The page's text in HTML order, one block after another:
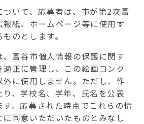
ついて、応募者は、市が第2次富
紙、ホームページ等に使用す
のとします。
、富谷市個人情報の保護に関す
正に管理し、この絵画コンク
に使用しません。ただし、作
、学校名、学年、氏名を公表
。応募された時点でこれらの情
同意いただいたものとみなし